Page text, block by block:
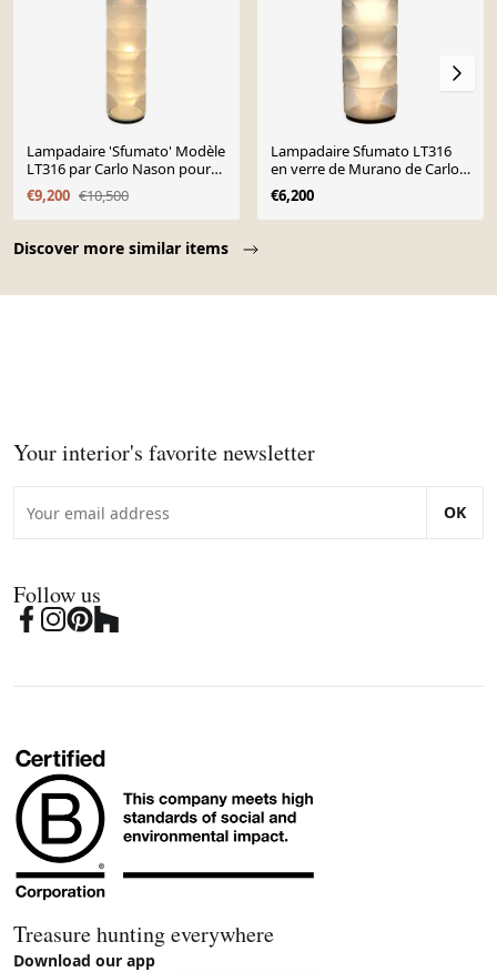
Discover more similar items
Lampadaire 'Sfumato' Modèle
LT316 par Carlo Nason pour
Mazzega
€9,200 €10,500
Lampadaire Sfumato LT316
en verre de Murano de Carlo
Nason pour Mazzega, an
€6,200
Your interior's favorite newsletter
OK
Follow us
Treasure hunting everywhere
Download our app